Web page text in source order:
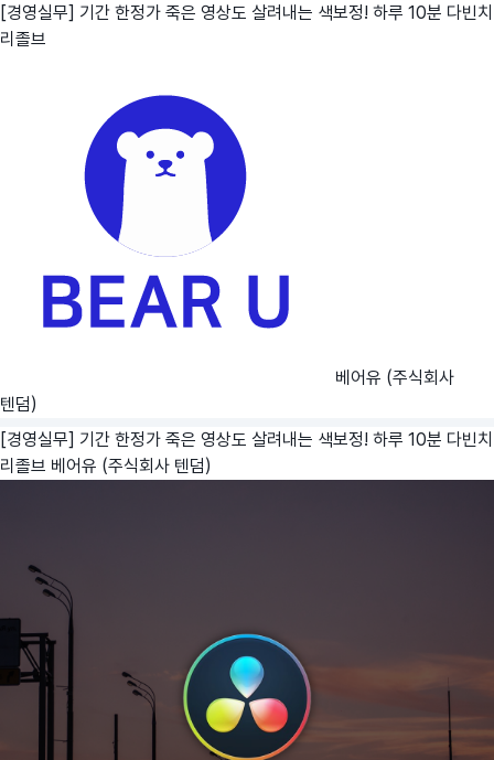
[경영실무] 기간 한정가 죽은 영상도 살려내는 색보정! 하루 10분 다빈치
리졸브
베어유 (주식회사
텐덤)
[경영실무] 기간 한정가 죽은 영상도 살려내는 색보정! 하루 10분 다빈치
리졸브 베어유 (주식회사 텐덤)